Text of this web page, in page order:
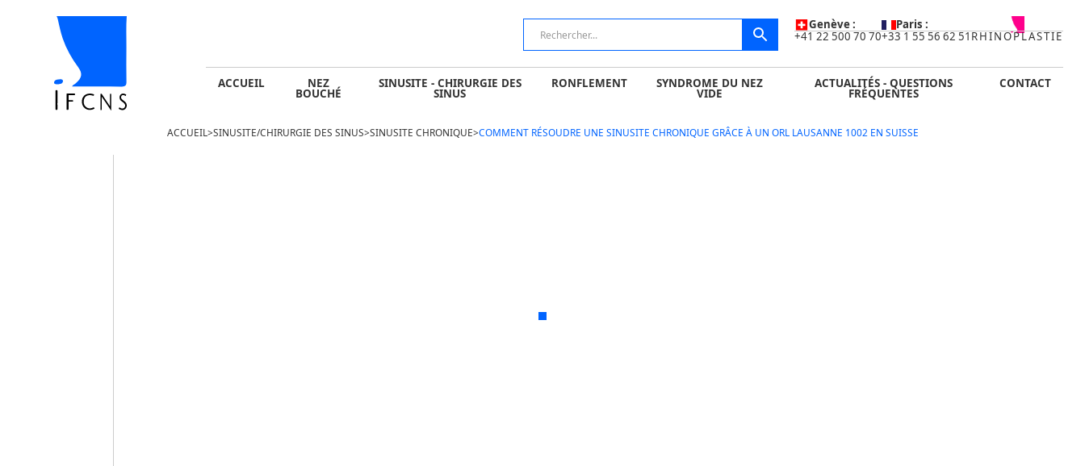
Genève :
+41 22 500 70 70
Paris :
+33 1 55 56 62 51 RHINOPLASTIE
ACCUEIL NEZ
BOUCHÉ
SINUSITE - CHIRURGIE DES
SINUS
RONFLEMENT SYNDROME DU NEZ
VIDE
ACTUALITÉS - QUESTIONS
FRÉQUENTES
CONTACT
RONFLEMENT SYNDROME DU NEZ VIDE ACTUALITÉS - QUESTIONS FRÉQUENTES CONTACT
ACCUEIL>SINUSITE/CHIRURGIE DES SINUS>SINUSITE CHRONIQUE>COMMENT RÉSOUDRE UNE SINUSITE CHRONIQUE GRÂCE À UN ORL LAUSANNE 1002 EN SUISSE